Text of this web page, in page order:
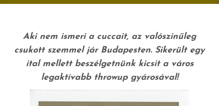
Aki nem ismeri a cuccait, az valószinűleg
csukott szemmel jár Budapesten. Sikerült egy
ital mellett beszélgetnünk kicsit a város
legaktívabb throwup gyárosával!